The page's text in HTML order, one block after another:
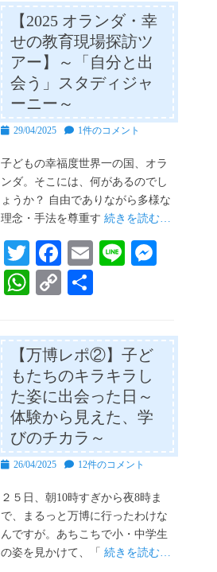
er
A
pp
Li
nk
【2025 オランダ・幸
せの教育現場探訪ツ
アー】～「自分と出
会う」スタディジャ
ーニー～
投
日
29/04/2025 1件のコメント
子どもの幸福度世界一の国、オラ
ンダ。そこには、何があるのでし
ょうか？ 自由でありながら多様な
理念・手法を尊重す続きを読む…
T
wi
tte
r
Fa
ce
bo
ok
E
Li
ng
er
W
ts
A
pp
C
y
Li
nk
【万博レポ②】子ど
もたちのキラキラし
た姿に出会った日～
体験から見えた、学
びのチカラ～
投
日
26/04/2025 12件のコメント
２５日、朝10時すぎから夜8時ま
で、まるっと万博に行ったわけな
んですが。あちこちで小・中学生
の姿を見かけて、「続きを読む…